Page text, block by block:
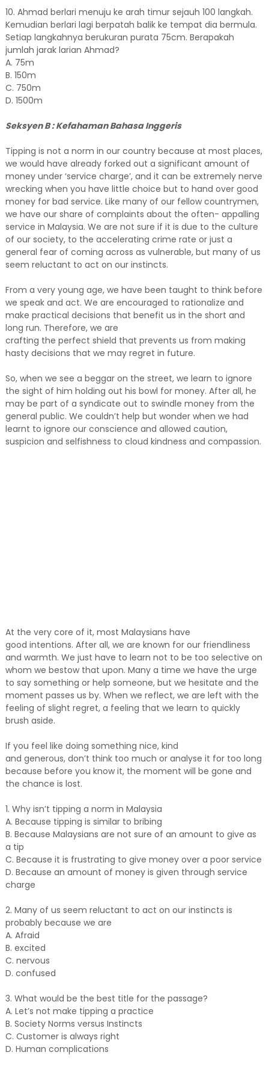
10. Ahmad berlari menuju ke arah timur sejauh 100 langkah.
Kemudian berlari lagi berpatah balik ke tempat dia bermula.
Setiap langkahnya berukuran purata 75cm. Berapakah
jumlah jarak larian Ahmad?
A. 75m
B. 150m
C. 750m
D. 1500m
Seksyen B : Kefahaman Bahasa Inggeris
Tipping is not a norm in our country because at most places,
we would have already forked out a significant amount of
money under ‘service charge’, and it can be extremely nerve
wrecking when you have little choice but to hand over good
money for bad service. Like many of our fellow countrymen,
we have our share of complaints about the often- appalling
service in Malaysia. We are not sure if it is due to the culture
of our society, to the accelerating crime rate or just a
general fear of coming across as vulnerable, but many of us
seem reluctant to act on our instincts.
From a very young age, we have been taught to think before
we speak and act. We are encouraged to rationalize and
make practical decisions that benefit us in the short and
long run. Therefore, we are
crafting the perfect shield that prevents us from making
hasty decisions that we may regret in future.
So, when we see a beggar on the street, we learn to ignore
the sight of him holding out his bowl for money. After all, he
may be part of a syndicate out to swindle money from the
general public. We couldn’t help but wonder when we had
learnt to ignore our conscience and allowed caution,
suspicion and selfishness to cloud kindness and compassion.
At the very core of it, most Malaysians have
good intentions. After all, we are known for our friendliness
and warmth. We just have to learn not to be too selective on
whom we bestow that upon. Many a time we have the urge
to say something or help someone, but we hesitate and the
moment passes us by. When we reflect, we are left with the
feeling of slight regret, a feeling that we learn to quickly
brush aside.
If you feel like doing something nice, kind
and generous, don’t think too much or analyse it for too long
because before you know it, the moment will be gone and
the chance is lost.
1. Why isn’t tipping a norm in Malaysia
A. Because tipping is similar to bribing
B. Because Malaysians are not sure of an amount to give as
a tip
C. Because it is frustrating to give money over a poor service
D. Because an amount of money is given through service
charge
2. Many of us seem reluctant to act on our instincts is
probably because we are
A. Afraid
B. excited
C. nervous
D. confused
3. What would be the best title for the passage?
A. Let’s not make tipping a practice
B. Society Norms versus Instincts
C. Customer is always right
D. Human complications